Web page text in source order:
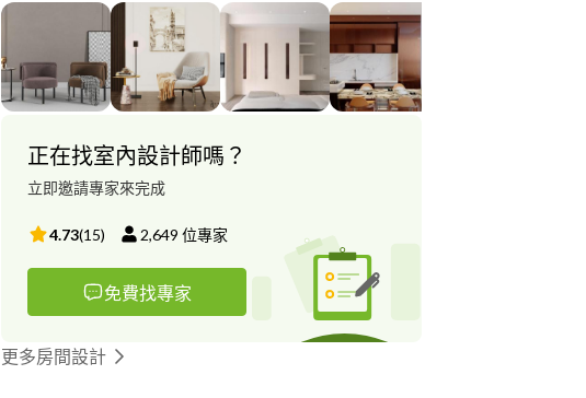
----------- 人與空間的對話，形塑生活的框景。 從居家生活到
工作場合、休閒娛樂，在在需要適切而貼心的安排。 一個個巧
妙的佈置與設計，隨著機能與需求而生，導演著生活的節奏與
舒適感。 真心希望打造美好的環境，懂得將生活粹鍊，融入個
人特質，藉由空間的安排展現個人的自信與品味， 經由這個過
正在找室內設計師嗎？
立即邀請專家來完成
4.73(15) 2,649 位專家
免費找專家
更多房間設計